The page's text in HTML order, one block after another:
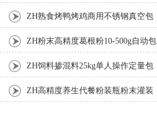
ZH熟食烤鸭烤鸡商用不锈钢真空包
装机 ZH粉末高精度葛根粉10-500g自动包
装机 ZH饲料掺混料25kg单人操作定量包
装机 ZH高精度养生代餐粉装瓶粉末灌装